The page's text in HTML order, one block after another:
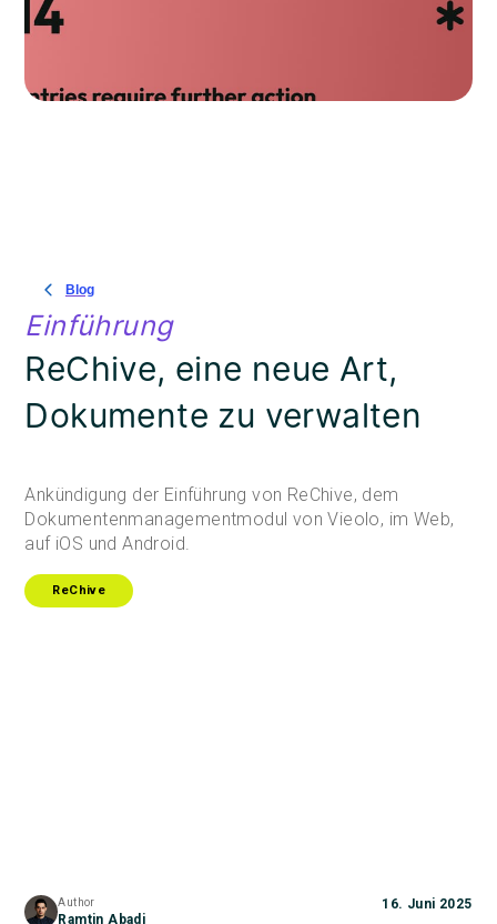
Blog
Einführung
ReChive, eine neue Art,
Dokumente zu verwalten
Ankündigung der Einführung von ReChive, dem
Dokumentenmanagementmodul von Vieolo, im Web,
auf iOS und Android.
ReChive
Author
Ramtin Abadi
16. Juni 2025